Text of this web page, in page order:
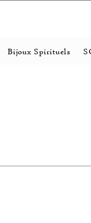
Bijoux Spirituels